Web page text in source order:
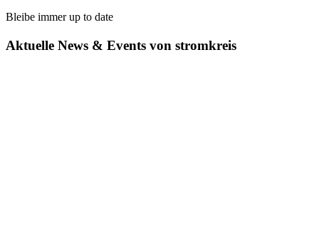
Bleibe immer up to date
Aktuelle News & Events von stromkreis